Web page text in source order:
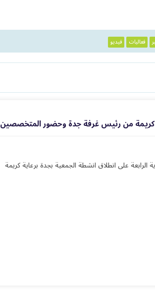
فعاليات فيديو
كريمة من رئيس غرفة جدة وحضور المتخصصين
٢٠٢٤م بالذكرى السنوية الرابعة على انطلاق انشطة الجمعية بجدة برعاية كريمة